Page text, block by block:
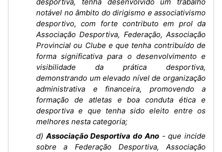
notável no âmbito do dirigismo e associativismo
desportivo, com forte contributo em prol da
Associação Desportiva, Federação, Associação
Provincial ou Clube e que tenha contribuído de
forma significativa para o desenvolvimento e
visibilidade da prática desportiva,
demonstrando um elevado nível de organização
administrativa e financeira, promovendo a
formação de atletas e boa conduta ética e
desportiva e que tenha sido eleito entre os
melhores nesta categoria;
d)Associação Desportiva do Ano- que incide
sobre a Federação Desportiva, Associação